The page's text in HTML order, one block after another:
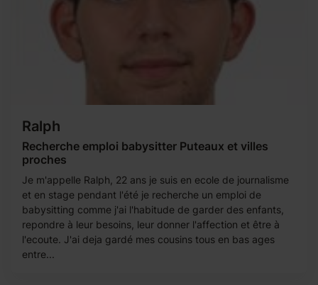
Ralph
Recherche emploi babysitter Puteaux et villes
proches
Je m'appelle Ralph, 22 ans je suis en ecole de journalisme
et en stage pendant l'été je recherche un emploi de
babysitting comme j'ai l'habitude de garder des enfants,
repondre à leur besoins, leur donner l'affection et être à
l'ecoute. J'ai deja gardé mes cousins tous en bas ages
entre...